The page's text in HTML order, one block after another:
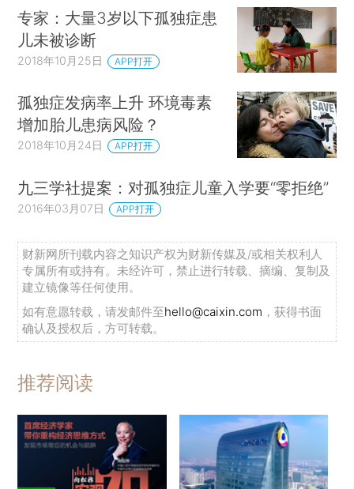
专家：大量3岁以下孤独症患
儿未被诊断
2018年10月25日 APP打开
孤独症发病率上升 环境毒素
增加胎儿患病风险？
2018年10月24日 APP打开
九三学社提案：对孤独症儿童入学要“零拒绝”
2016年03月07日 APP打开
财新网所刊载内容之知识产权为财新传媒及/或相关权利人
专属所有或持有。未经许可，禁止进行转载、摘编、复制及
建立镜像等任何使用。
如有意愿转载，请发邮件至hello@caixin.com ，获得书面
确认及授权后，方可转载。
推荐阅读